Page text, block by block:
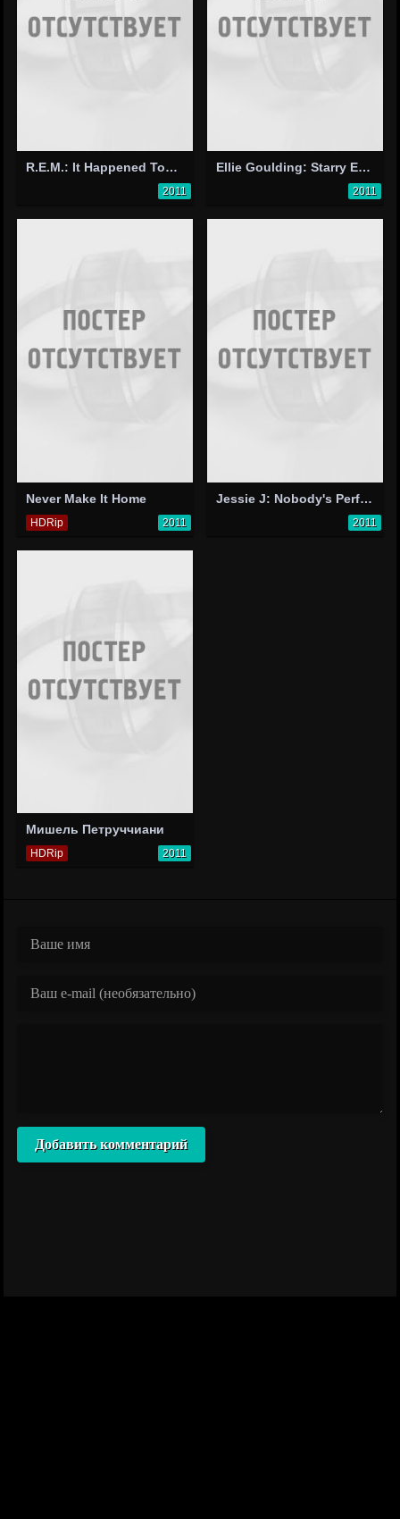
R.E.M.: It Happened Today
2011
Ellie Goulding: Starry Eyed, US Version
2011
Never Make It Home
HDRip 2011
Jessie J: Nobody's Perfect
2011
Мишель Петруччиани
HDRip 2011
Добавить комментарий